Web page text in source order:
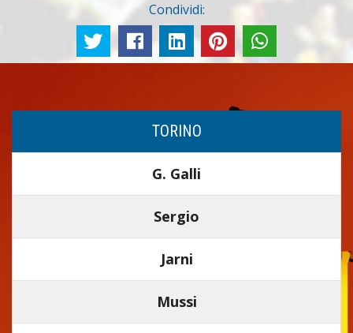
Condividi:
TORINO
G. Galli
Sergio
Jarni
Mussi